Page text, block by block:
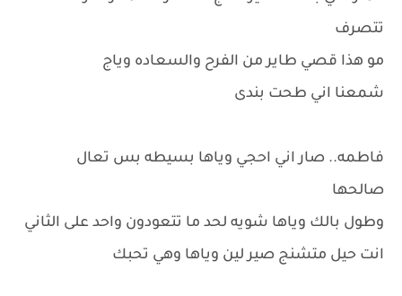
تتصرف
مو هذا قصي طاير من الفرح والسعاده وياج
شمعنا اني طحت بندى
فاطمه.. صار اني احجي وياها بسيطه بس تعال
صالحها
وطول بالك وياها شويه لحد ما تتعودون واحد على الثاني
انت حيل متشنج صير لين وياها وهي تحبك